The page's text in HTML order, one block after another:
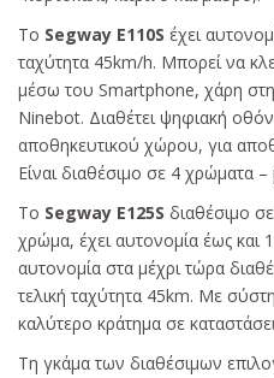
Το Segway E110S έχει
ταχύτητα 45km/h. Μπορεί να
μέσω του Smartphone, χάρη
Ninebot. Διαθέτει ψηφιακή
αποθηκευτικού χώρου, για
Είναι διαθέσιμο σε 4 χρώματα
Το Segway E125S διαθέσιμο
χρώμα, έχει αυτονομία έως και
αυτονομία στα μέχρι τώρα
τελική ταχύτητα 45km. Με
καλύτερο κράτημα σε
Τη γκάμα των διαθέσιμων